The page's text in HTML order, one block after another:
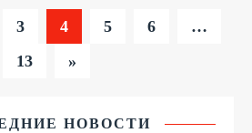
3 4 5 6
…
13
»
НОВОСТИ